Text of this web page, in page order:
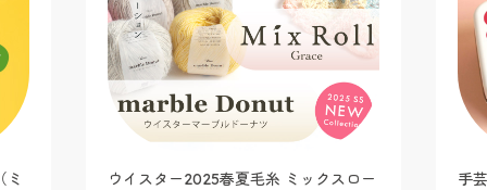
ミ
ウイスター2025春夏毛糸 ミックスロー
手